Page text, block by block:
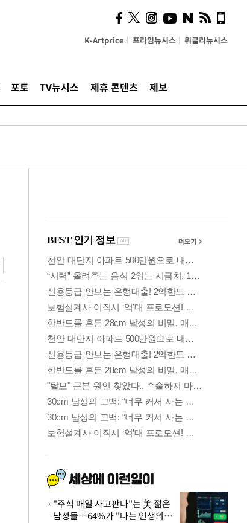
K-Artprice 프라임뉴시스 위클리뉴시스
포토 TV뉴시스 제휴 콘텐츠 제보
시, 스마트폰 액세서리에
NFC 더했다
"주식 매일 사고판다"는 美 젊은
남성들…64%가 "나는 인생의